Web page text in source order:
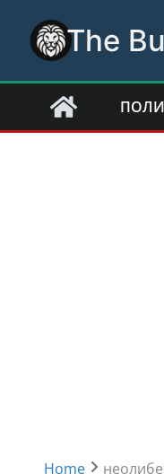
content
The
Home